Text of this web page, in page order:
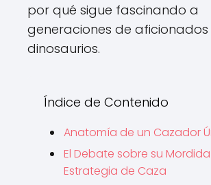
por qué sigue fascinando a
generaciones de aficionados
dinosaurios.
Índice de Contenido
Anatomía de un Cazador
El Debate sobre su
Estrategia de Caza